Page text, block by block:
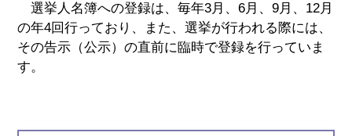
選挙人名簿への登録は、毎年3月、6月、9月、12月
の年4回行っており、また、選挙が行われる際には、
その告示（公示）の直前に臨時で登録を行っていま
す。